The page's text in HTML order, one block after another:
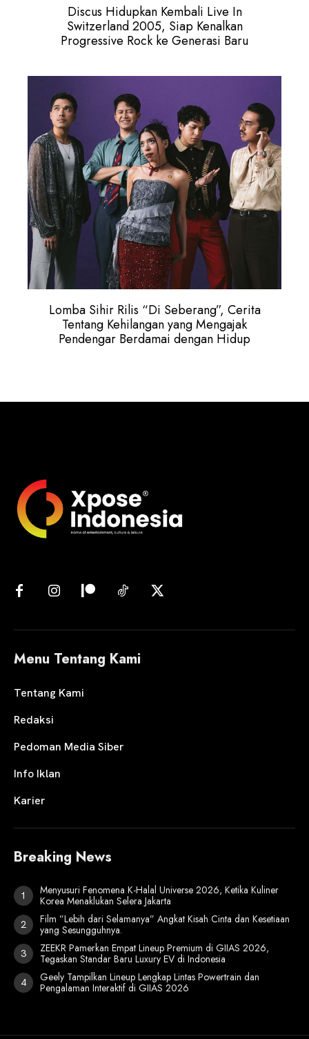
Discus Hidupkan Kembali Live In
Switzerland 2005, Siap Kenalkan
Progressive Rock ke Generasi Baru
Lomba Sihir Rilis “Di Seberang”, Cerita
Tentang Kehilangan yang Mengajak
Pendengar Berdamai dengan Hidup
Menu Tentang Kami
Tentang Kami
Redaksi
Pedoman Media Siber
Info Iklan
Karier
Breaking News
Menyusuri Fenomena K-Halal Universe 2026, Ketika Kuliner
Korea Menaklukan Selera Jakarta
Film ”Lebih dari Selamanya” Angkat Kisah Cinta dan Kesetiaan
yang Sesungguhnya.
ZEEKR Pamerkan Empat Lineup Premium di GIIAS 2026,
Tegaskan Standar Baru Luxury EV di Indonesia
Geely Tampilkan Lineup Lengkap Lintas Powertrain dan
Pengalaman Interaktif di GIIAS 2026